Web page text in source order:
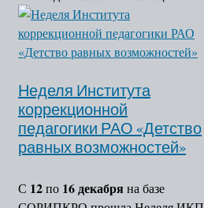
Неделя Института
коррекционной
педагогики РАО «Детство
равных возможностей»
С 12по 16 декабряна базе